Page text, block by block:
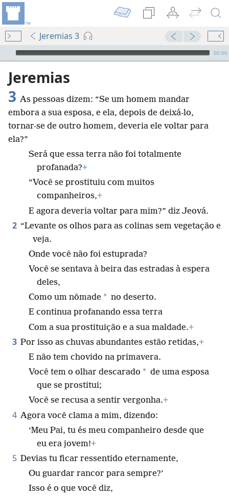
Jeremias 3
Audio Player
00:00
Jeremias
3 As pessoas dizem: “Se um homem mandar
embora a sua esposa, e ela, depois de deixá-lo,
tornar-se de outro homem, deveria ele voltar para
ela?”
Será que essa terra não foi totalmente
profanada?+
“Você se prostituiu com muitos
companheiros,+
E agora deveria voltar para mim?” diz Jeová.
2 “Levante os olhos para as colinas sem vegetação e
veja.
Onde você não foi estuprada?
Você se sentava à beira das estradas à espera
deles,
Como um nômade * no deserto.
E continua profanando essa terra
Com a sua prostituição e a sua maldade.+
3 Por isso as chuvas abundantes estão retidas,+
E não tem chovido na primavera.
Você tem o olhar descarado * de uma esposa
que se prostitui;
Você se recusa a sentir vergonha.+
4 Agora você clama a mim, dizendo:
‘Meu Pai, tu és meu companheiro desde que
eu era jovem!+
5 Devias tu ficar ressentido eternamente,
Ou guardar rancor para sempre?’
Isso é o que você diz,